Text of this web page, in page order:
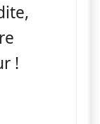
!